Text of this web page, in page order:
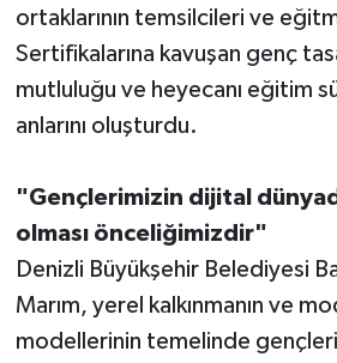
ortaklarının temsilcileri ve
Sertifikalarına kavuşan genç
mutluluğu ve heyecanı eğitim
anlarını oluşturdu.
"Gençlerimizin dijital
olması önceliğimizdir"
Denizli Büyükşehir Belediyesi
Marım, yerel kalkınmanın ve
modellerinin temelinde